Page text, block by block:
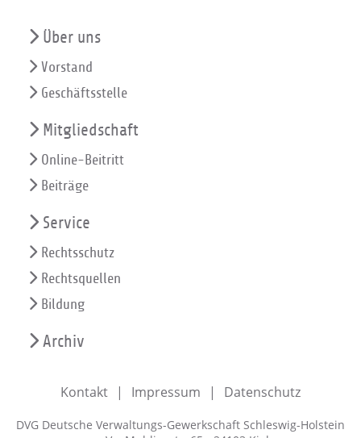
Über uns
Vorstand
Geschäftsstelle
Mitgliedschaft
Online-Beitritt
Beiträge
Service
Rechtsschutz
Rechtsquellen
Bildung
Archiv
Kontakt Impressum Datenschutz
DVG Deutsche Verwaltungs-Gewerkschaft Schleswig-Holstein